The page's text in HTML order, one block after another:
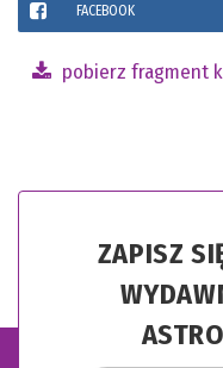
FACEBOOK
pobierz fragment
ZAPISZ